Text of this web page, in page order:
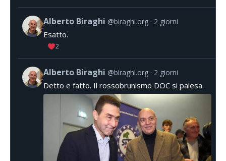
Alberto Biraghi @biraghi.org 2 giorni
Esatto.
2
Alberto Biraghi @biraghi.org 2 giorni
Detto e fatto. Il rossobrunismo DOC si palesa.